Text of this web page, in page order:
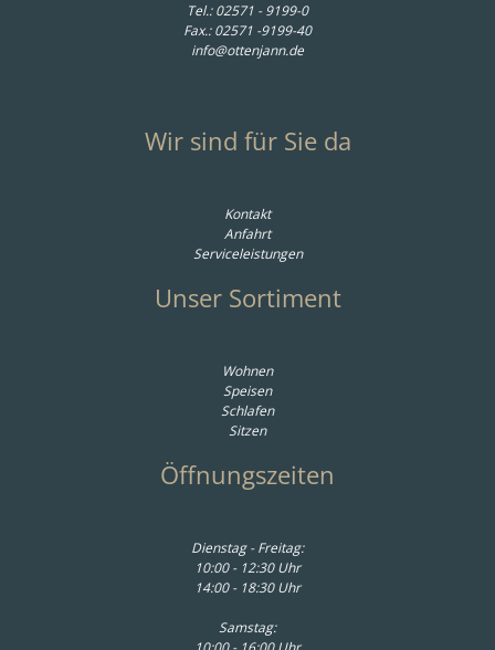
Tel.:02571 - 9199-0
Fax.: 02571 -9199-40
info@ottenjann.de
Wir sind für Sie da
Kontakt
Anfahrt
Serviceleistungen
Unser Sortiment
Wohnen
Speisen
Schlafen
Sitzen
Öffnungszeiten
Dienstag - Freitag:
10:00 - 12:30 Uhr
14:00 - 18:30 Uhr
Samstag: